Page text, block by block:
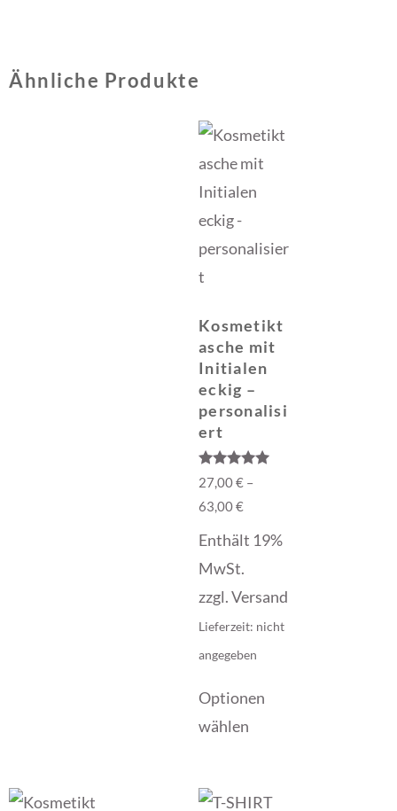
Ähnliche Produkte
Kosmetikt
asche mit
Initialen
eckig –
personalisi
ert
Bewertet mit
5.00
von 5
27,00€ –
63,00€
Enthält 19%
MwSt.
zzgl.Versand
Lieferzeit: nicht
angegeben
Optionen
wählen